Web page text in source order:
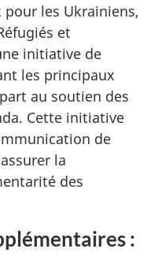
pour les Ukrainiens,
et
initiative de
les principaux
au soutien des
Cette initiative
de
la
des
: